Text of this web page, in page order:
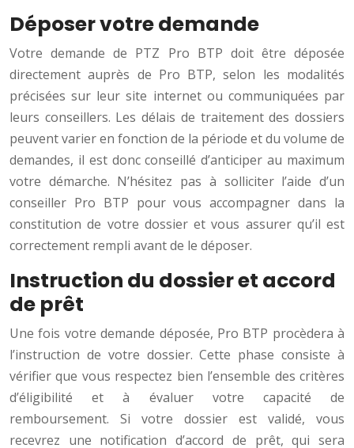
Déposer votre demande
Votre demande de PTZ Pro BTP doit être déposée
directement auprès de Pro BTP, selon les modalités
précisées sur leur site internet ou communiquées par
leurs conseillers. Les délais de traitement des dossiers
peuvent varier en fonction de la période et du volume de
demandes, il est donc conseillé d’anticiper au maximum
votre démarche. N’hésitez pas à solliciter l’aide d’un
conseiller Pro BTP pour vous accompagner dans la
constitution de votre dossier et vous assurer qu’il est
correctement rempli avant de le déposer.
Instruction du dossier et accord
de prêt
Une fois votre demande déposée, Pro BTP procèdera à
l’instruction de votre dossier. Cette phase consiste à
vérifier que vous respectez bien l’ensemble des critères
d’éligibilité et à évaluer votre capacité de
remboursement. Si votre dossier est validé, vous
recevrez une notification d’accord de prêt, qui sera